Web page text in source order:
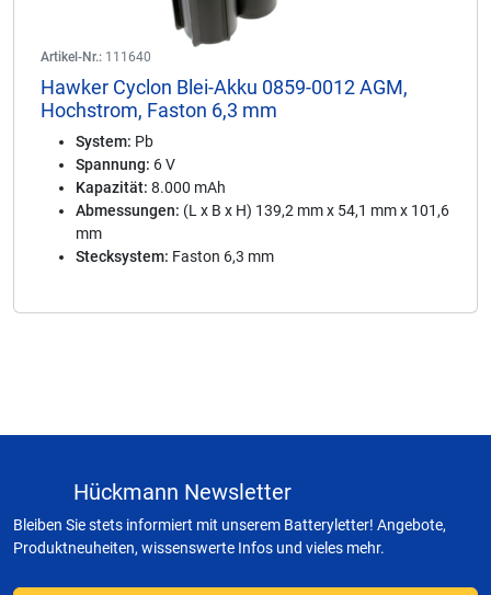
Artikel-Nr.: 111640
Hawker Cyclon Blei-Akku 0859-0012 AGM,
Hochstrom, Faston 6,3 mm
System: Pb
Spannung: 6 V
Kapazität: 8.000 mAh
Abmessungen: (L x B x H) 139,2 mm x 54,1 mm x 101,6
mm
Stecksystem: Faston 6,3 mm
Hückmann Newsletter
Bleiben Sie stets informiert mit unserem Batteryletter! Angebote,
Produktneuheiten, wissenswerte Infos und vieles mehr.